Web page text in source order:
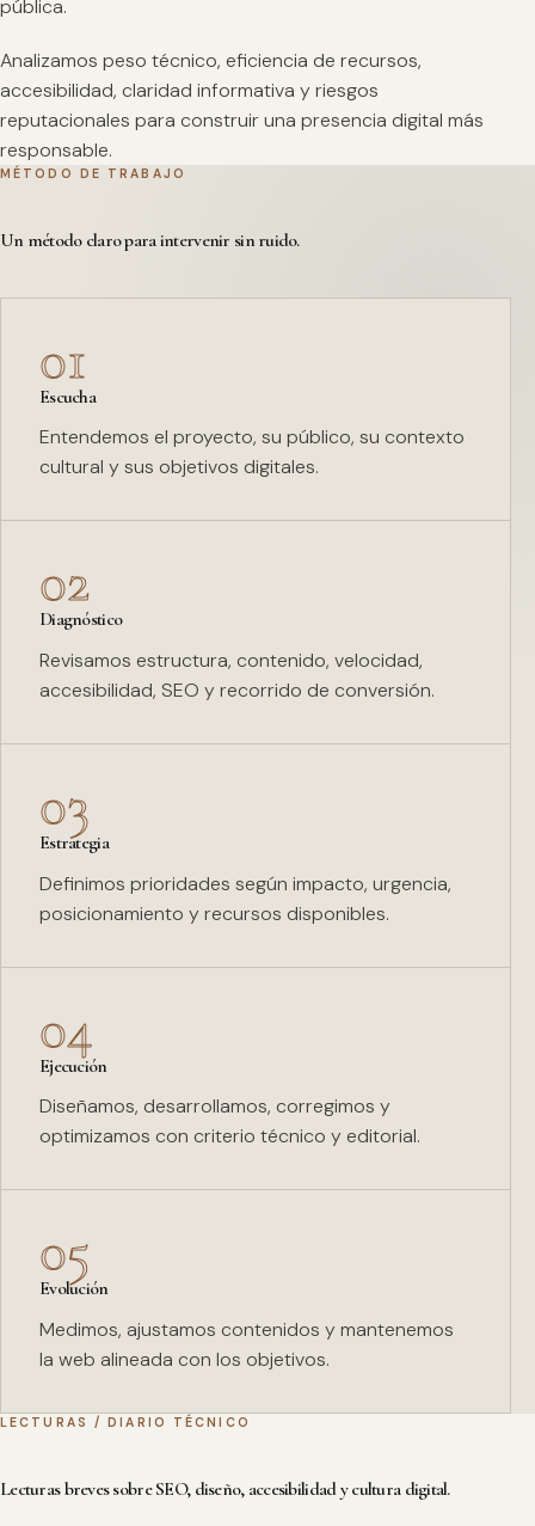
pública.
Analizamos peso técnico, eficiencia de recursos,
accesibilidad, claridad informativa y riesgos
reputacionales para construir una presencia digital más
responsable.
MÉTODO DE TRABAJO
Un método claro para intervenir sin ruido.
01
Escucha
Entendemos el proyecto, su público, su contexto
cultural y sus objetivos digitales.
02
Diagnóstico
Revisamos estructura, contenido, velocidad,
accesibilidad, SEO y recorrido de conversión.
03
Estrategia
Definimos prioridades según impacto, urgencia,
posicionamiento y recursos disponibles.
04
Ejecución
Diseñamos, desarrollamos, corregimos y
optimizamos con criterio técnico y editorial.
05
Evolución
Medimos, ajustamos contenidos y mantenemos
la web alineada con los objetivos.
LECTURAS / DIARIO TÉCNICO
Lecturas breves sobre SEO, diseño, accesibilidad y cultura digital.